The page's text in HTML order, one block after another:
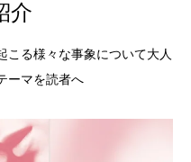
介
こる様々な事象について大人
ーマを読者へ